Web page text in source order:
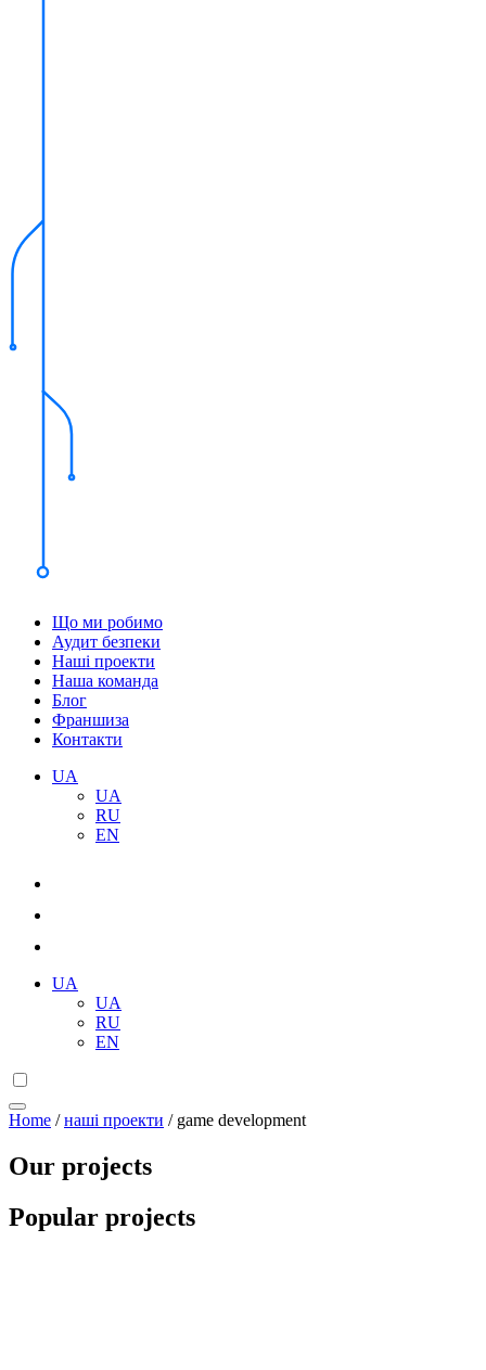
Що ми робимо
Аудит безпеки
Наші проекти
Наша команда
Блог
Франшиза
Контакти
UA
UA
RU
EN
UA
UA
RU
EN
Home /наші проекти / game development
Our projects
Popular projects